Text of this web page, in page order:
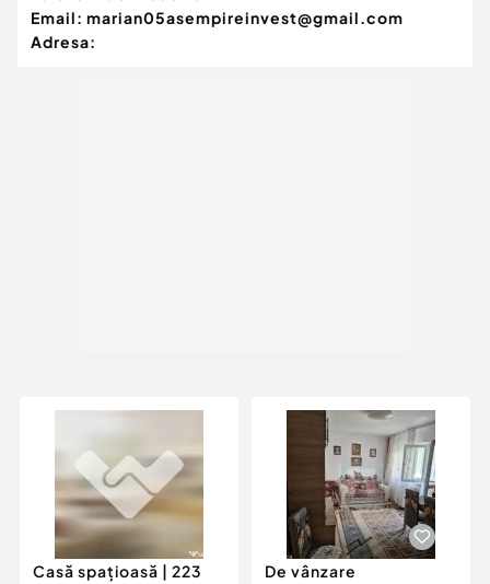
Email: marian05asempireinvest@gmail.com
Adresa:
Casă spațioasă | 223
De vânzare